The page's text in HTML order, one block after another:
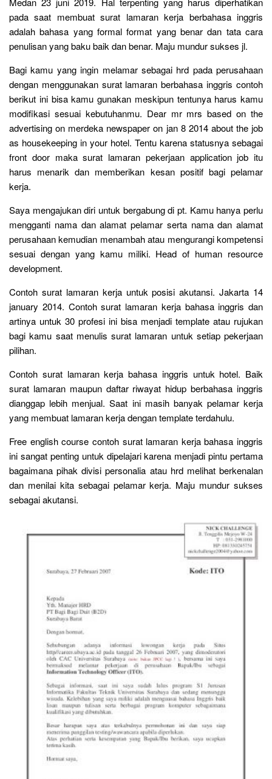
pada saat membuat surat lamaran kerja berbahasa inggris
adalah bahasa yang formal format yang benar dan tata cara
penulisan yang baku baik dan benar. Maju mundur sukses jl.
Bagi kamu yang ingin melamar sebagai hrd pada perusahaan
dengan menggunakan surat lamaran berbahasa inggris contoh
berikut ini bisa kamu gunakan meskipun tentunya harus kamu
modifikasi sesuai kebutuhanmu. Dear mr mrs based on the
advertising on merdeka newspaper on jan 8 2014 about the job
as housekeeping in your hotel. Tentu karena statusnya sebagai
front door maka surat lamaran pekerjaan application job itu
harus menarik dan memberikan kesan positif bagi pelamar
kerja.
Saya mengajukan diri untuk bergabung di pt. Kamu hanya perlu
mengganti nama dan alamat pelamar serta nama dan alamat
perusahaan kemudian menambah atau mengurangi kompetensi
sesuai dengan yang kamu miliki. Head of human resource
development.
Contoh surat lamaran kerja untuk posisi akutansi. Jakarta 14
january 2014. Contoh surat lamaran kerja bahasa inggris dan
artinya untuk 30 profesi ini bisa menjadi template atau rujukan
bagi kamu saat menulis surat lamaran untuk setiap pekerjaan
pilihan.
Contoh surat lamaran kerja bahasa inggris untuk hotel. Baik
surat lamaran maupun daftar riwayat hidup berbahasa inggris
dianggap lebih menjual. Saat ini masih banyak pelamar kerja
yang membuat lamaran kerja dengan template terdahulu.
Free english course contoh surat lamaran kerja bahasa inggris
ini sangat penting untuk dipelajari karena menjadi pintu pertama
bagaimana pihak divisi personalia atau hrd melihat berkenalan
dan menilai kita sebagai pelamar kerja. Maju mundur sukses
sebagai akutansi.